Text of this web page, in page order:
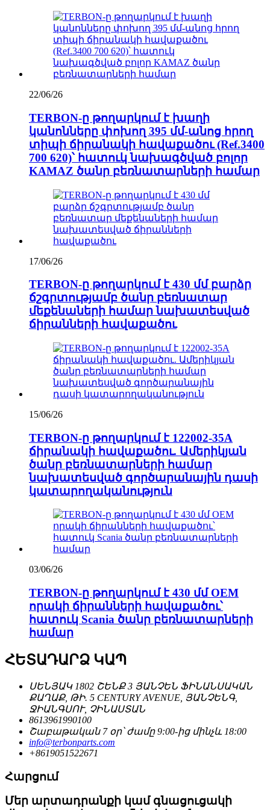
22/06/26
TERBON-ը թողարկում է խաղի
կանոնները փոխող 395 մմ-անոց հրող
տիպի ճիրանակի հավաքածու (Ref.3400
700 620)՝ հատուկ նախագծված բոլոր
KAMAZ ծանր բեռնատարների համար
17/06/26
TERBON-ը թողարկում է 430 մմ բարձր
ճշգրտությամբ ծանր բեռնատար
մեքենաների համար նախատեսված
ճիրանների հավաքածու
15/06/26
TERBON-ը թողարկում է 122002-35A
ճիրանակի հավաքածու. Ամերիկյան
ծանր բեռնատարների համար
նախատեսված գործարանային դասի
կատարողականություն
03/06/26
TERBON-ը թողարկում է 430 մմ OEM
որակի ճիրանների հավաքածու՝
հատուկ Scania ծանր բեռնատարների
համար
ՀԵՏԱԴԱՐՁ ԿԱՊ
ՍԵՆՅԱԿ 1802 ՇԵՆՔ 3 ՅԱՆՉԵՆ ՖԻՆԱՆՍԱԿԱՆ
ՔԱՂԱՔ, ԹԻ. 5 CENTURY AVENUE, ՅԱՆՉԵՆԳ,
ՋԻԱՆԳՍՈՒ, ՉԻՆԱՍՏԱՆ
8613961990100
Շաբաթական 7 օր՝ ժամը 9:00-ից մինչև 18:00
info@terbonparts.com
+8619051522671
Հարցում
Մեր արտադրանքի կամ գնացուցակի